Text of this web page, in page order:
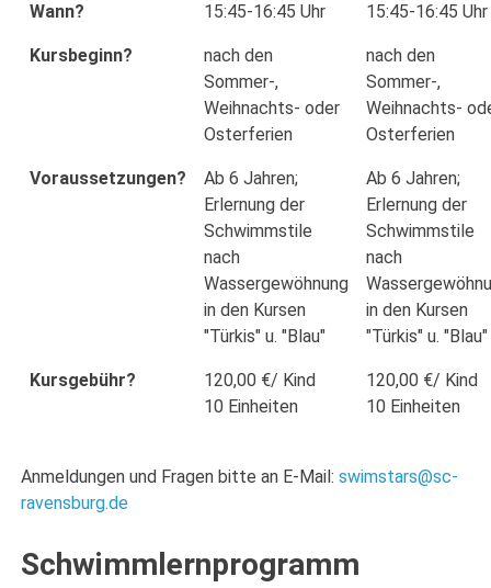
Wann? 15:45-16:45 Uhr 15:45-16:45 Uhr
Kursbeginn?
nach den
Sommer-,
Weihnachts- oder
Osterferien
nach den
Sommer-,
Weihnachts-
Osterferien
Voraussetzungen?
Ab 6 Jahren;
Erlernung der
Schwimmstile
nach
Wassergewöhnung
in den Kursen
"Türkis" u. "Blau"
Ab 6 Jahren;
Erlernung der
Schwimmstile
nach
in den Kursen
"Türkis" u. "Blau"
Kursgebühr?
120,00 €/ Kind
10 Einheiten
120,00 €/ Kind
10 Einheiten
Anmeldungen und Fragen bitte an E-Mail:swimstars@sc-
ravensburg.de
Schwimmlernprogramm